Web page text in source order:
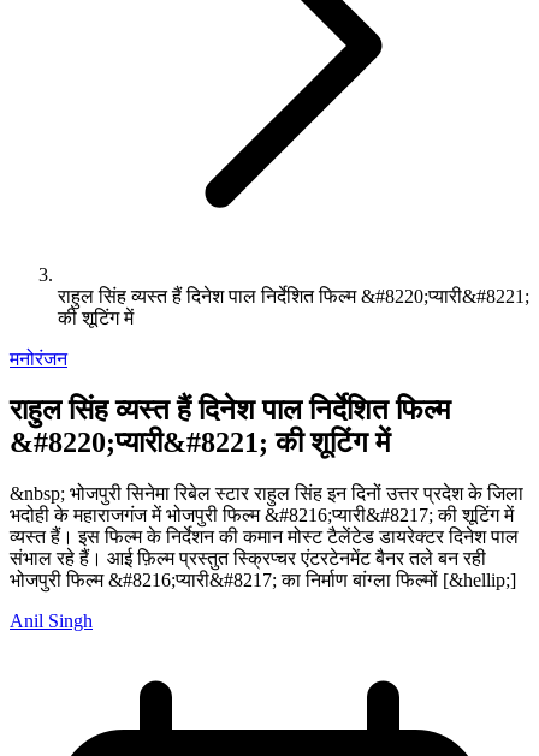
राहुल सिंह व्यस्त हैं दिनेश पाल निर्देशित फिल्म &#8220;प्यारी&#8221;
की शूटिंग में
मनोरंजन
राहुल सिंह व्यस्त हैं दिनेश पाल निर्देशित फिल्म
&#8220;प्यारी&#8221; की शूटिंग में
&nbsp; भोजपुरी सिनेमा रिबेल स्टार राहुल सिंह इन दिनों उत्तर प्रदेश के जिला
भदोही के महाराजगंज में भोजपुरी फिल्म &#8216;प्यारी&#8217; की शूटिंग में
व्यस्त हैं। इस फिल्म के निर्देशन की कमान मोस्ट टैलेंटेड डायरेक्टर दिनेश पाल
संभाल रहे हैं। आई फ़िल्म प्रस्तुत स्क्रिप्चर एंटरटेनमेंट बैनर तले बन रही
भोजपुरी फिल्म &#8216;प्यारी&#8217; का निर्माण बांग्ला फिल्मों [&hellip;]
Anil Singh